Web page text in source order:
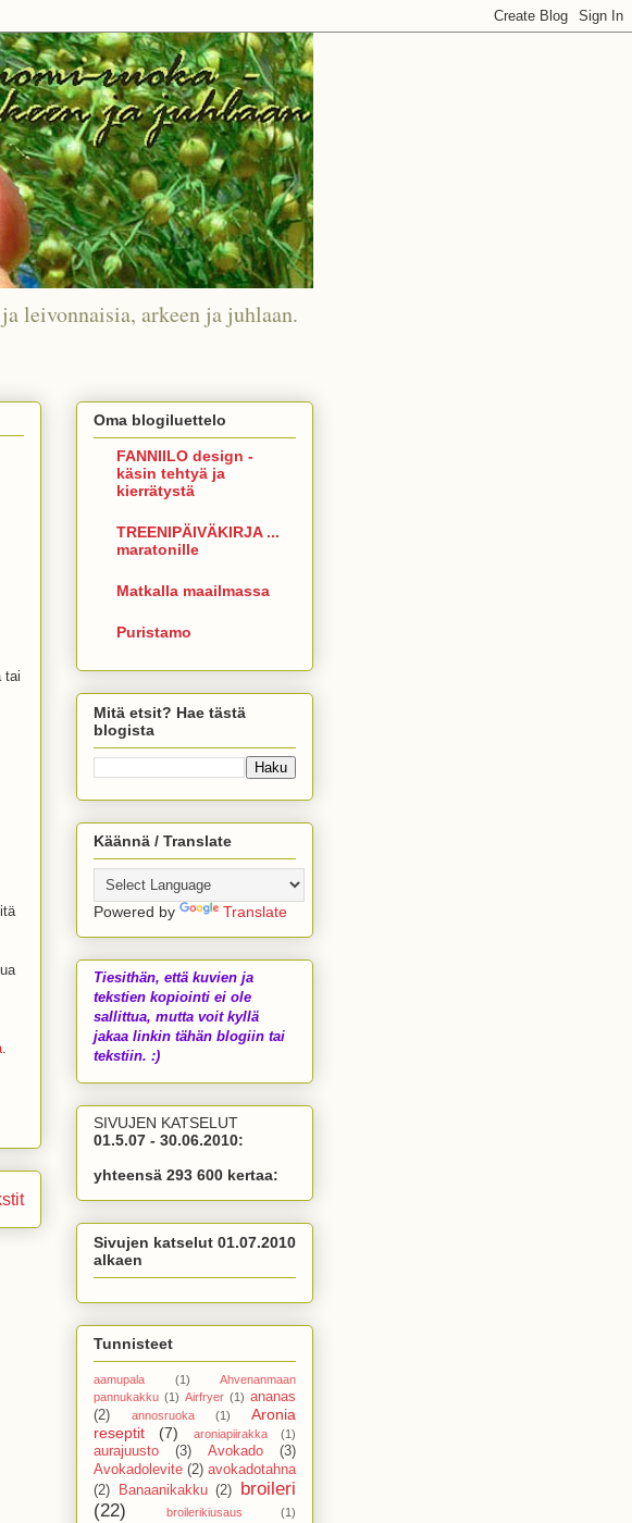
leivonnaisia, arkeen ja juhlaan.
tai
.
Oma blogiluettelo
FANNIILO design -
käsin tehtyä ja
kierrätystä
TREENIPÄIVÄKIRJA ...
maratonille
Matkalla maailmassa
Puristamo
Mitä etsit? Hae tästä
blogista
Käännä / Translate
Powered by Translate
Tiesithän, että kuvien ja
tekstien kopiointi ei ole
sallittua, mutta voit kyllä
jakaa linkin tähän blogiin tai
tekstiin. :)
SIVUJEN KATSELUT
01.5.07 - 30.06.2010:
yhteensä 293 600 kertaa:
Sivujen katselut 01.07.2010
alkaen
Tunnisteet
aamupala (1)
Ahvenanmaan
pannukakku (1) Airfryer (1) ananas
(2)
annosruoka (1)
Aronia
reseptit
(7) aroniapiirakka (1)
aurajuusto (3) Avokado
(3)
Avokadolevite (2) avokadotahna
(2)
Banaanikakku (2)
broileri
(22)
broilerikiusaus
(1)